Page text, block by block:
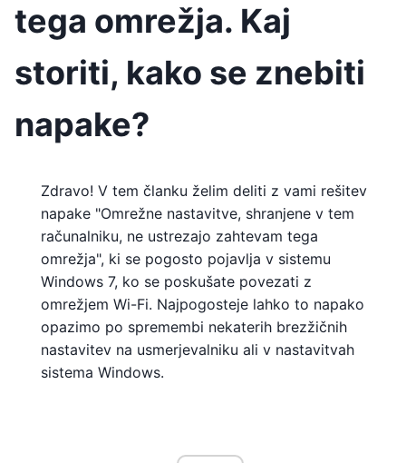
tega omrežja. Kaj
storiti, kako se znebiti
napake?
Zdravo! V tem članku želim deliti z vami rešitev
napake "Omrežne nastavitve, shranjene v tem
računalniku, ne ustrezajo zahtevam tega
omrežja", ki se pogosto pojavlja v sistemu
Windows 7, ko se poskušate povezati z
omrežjem Wi-Fi. Najpogosteje lahko to napako
opazimo po spremembi nekaterih brezžičnih
nastavitev na usmerjevalniku ali v nastavitvah
sistema Windows.